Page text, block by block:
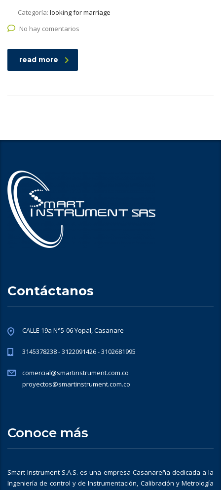
Categoría: looking for marriage
No hay comentarios
read more
Contáctanos
CALLE 19a N°5-06 Yopal, Casanare
3145378238 - 3122091426 - 3102681995
comercial@smartinstrument.com.co
proyectos@smartinstrument.com.co
Conoce más
Smart Instrument S.A.S. es una empresa Casanareña dedicada a la
Ingeniería de control y de Instrumentación, Calibración y Metrología